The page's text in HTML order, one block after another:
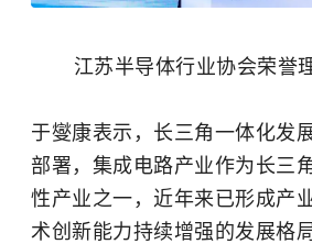
江苏半导体行业协会荣誉
于燮康表示，长三角一体化发
部署，集成电路产业作为长三
性产业之一，近年来已形成产
术创新能力持续增强的发展格